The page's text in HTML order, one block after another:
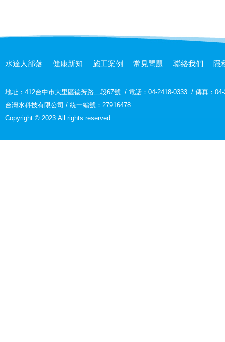
水達人部落 健康新知 施工案例 常見問題 聯絡我們 隱
地址： 412台中市大里區德芳路二段67號 / 電話：04-2418-0333 / 傳真：
台灣水科技有限公司 / 統一編號：27916478
Copyright © 2023 All rights reserved.